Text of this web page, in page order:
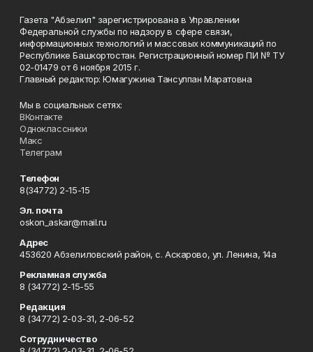
Газета "Абзелил" зарегистрирована в Управлении
Федеральной службы по надзору в сфере связи,
информационных технологий и массовых коммуникаций по
Республике Башкортостан. Регистрационный номер ПИ № ТУ
02-01479 от 6 ноября 2015 г.
Главный редактор: Юмагужина Тансулпан Маратовна
Мы в социальных сетях:
ВКонтакте
Одноклассники
Макс
Телеграм
Телефон
8(34772) 2-15-15
Эл. почта
oskon_askar@mail.ru
Адрес
453620 Абзелиловский район, с. Аскарово, ул. Ленина, 14а
Рекламная служба
8 (34772) 2-15-55
Редакция
8 (34772) 2-03-31, 2-06-52
Сотрудничество